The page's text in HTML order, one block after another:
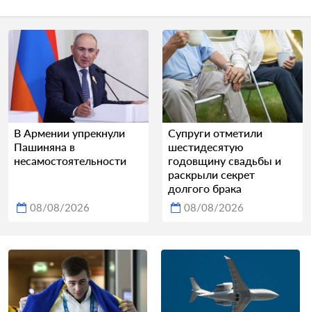
В Армении упрекнули
Пашиняна в
несамостоятельности
08/08/2026
Супруги отметили
шестидесятую
годовщину свадьбы и
раскрыли секрет
долгого брака
08/08/2026